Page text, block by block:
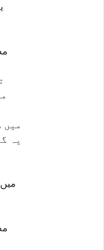
میں
یہ